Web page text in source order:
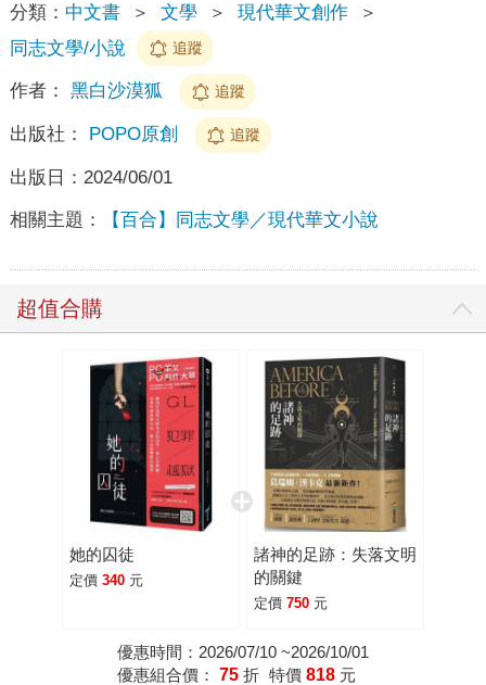
分類： 中文書 ＞ 文學 ＞ 現代華文創作
＞
同志文學/小說
追蹤
作者： 黑白沙漠狐 追蹤
出版社： POPO原創 追蹤
出版日： 2024/06/01
相關主題： 【百合】同志文學／現代華文小說
超值合購
她的囚徒
定價 340 元
諸神的足跡：失落文明
的關鍵
定價 750 元
優惠時間：2026/07/10 ~2026/10/01
優惠組合價： 75 折 特價 818 元